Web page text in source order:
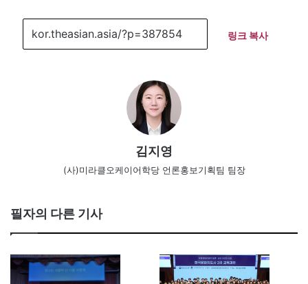
링크 복사
김지영
(사)미라클오케이어학당 언론홍보기획팀 팀장
필자의 다른 기사